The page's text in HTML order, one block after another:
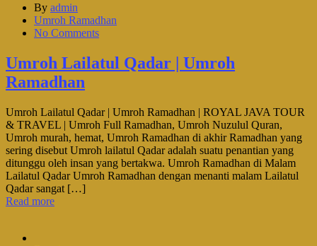
By admin
Umroh Ramadhan
No Comments
Umroh Lailatul Qadar | Umroh
Ramadhan
Umroh Lailatul Qadar | Umroh Ramadhan | ROYAL JAVA TOUR
& TRAVEL | Umroh Full Ramadhan, Umroh Nuzulul Quran,
Umroh murah, hemat, Umroh Ramadhan di akhir Ramadhan yang
sering disebut Umroh lailatul Qadar adalah suatu penantian yang
ditunggu oleh insan yang bertakwa. Umroh Ramadhan di Malam
Lailatul Qadar Umroh Ramadhan dengan menanti malam Lailatul
Qadar sangat […]
Read more